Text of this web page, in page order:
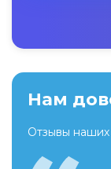
Нам
Отзывы наших